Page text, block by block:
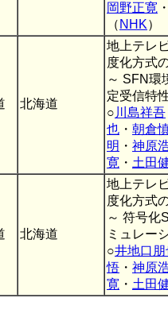
岡野正寛
（ NHK）
北海道
地上テレ
度化方式
～ SFN環
定受信特
○ 川島祥吾
也 ・ 朝倉
明 ・ 神原
寛 ・ 土田
北海道
地上テレ
度化方式
～ 符号化
ミュレー
○井地口朋
悟 ・ 神原
寛 ・ 土田